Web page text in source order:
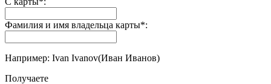
Фамилия и имя владельца карты*:
Например: Ivan Ivanov(Иван Иванов)
Получаете